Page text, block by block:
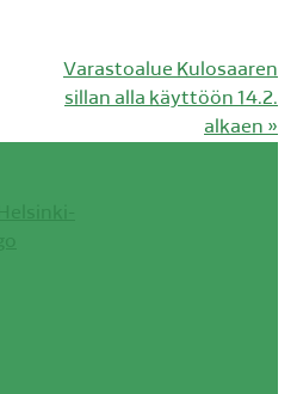
Seuraava
artikkeli:
Varastoalue Kulosaaren
sillan alla käyttöön 14.2.
alkaen »